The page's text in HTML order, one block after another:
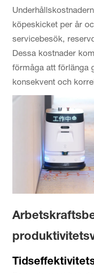
köpeskicket per år
servicebesök,
Dessa kostnader
förmåga att förlänga
konsekvent och